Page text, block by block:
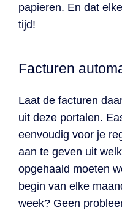
papieren. En dat
tijd!
Facturen
Laat de facturen
uit deze portalen.
eenvoudig voor je
aan te geven uit
opgehaald moeten
begin van elke
week? Geen